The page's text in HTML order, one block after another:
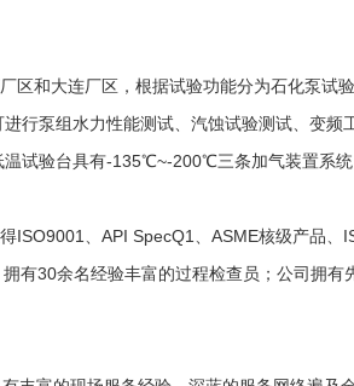
和大连厂区，根据试验功能分为石化泵试
行泵组水力性能测试、汽蚀试验测试、变
试验台具有-135℃~-200℃三条加气装置系
、API SpecQ1、ASME核级产品、
有30余名经验丰富的过程检查员；公司拥